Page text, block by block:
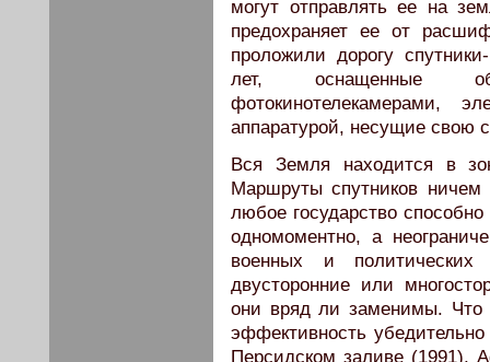
могут отправлять ее на
предохраняет ее от
проложили дорогу
лет, оснащенные
фотокинотелекамерами,
аппаратурой, несущие свою
Вся Земля находится в
Маршруты спутников
любое государство
одномоментно, а
военных и
двусторонние или
они вряд ли заменимы. Что
эффективность
Персидском заливе (1991),